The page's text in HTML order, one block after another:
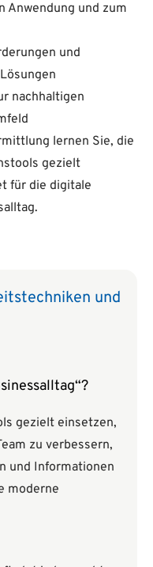
Anwendung und zum
und
nachhaltigen
lernen Sie, die
gezielt
für die digitale
und
gezielt einsetzen,
zu verbessern,
und Informationen
moderne